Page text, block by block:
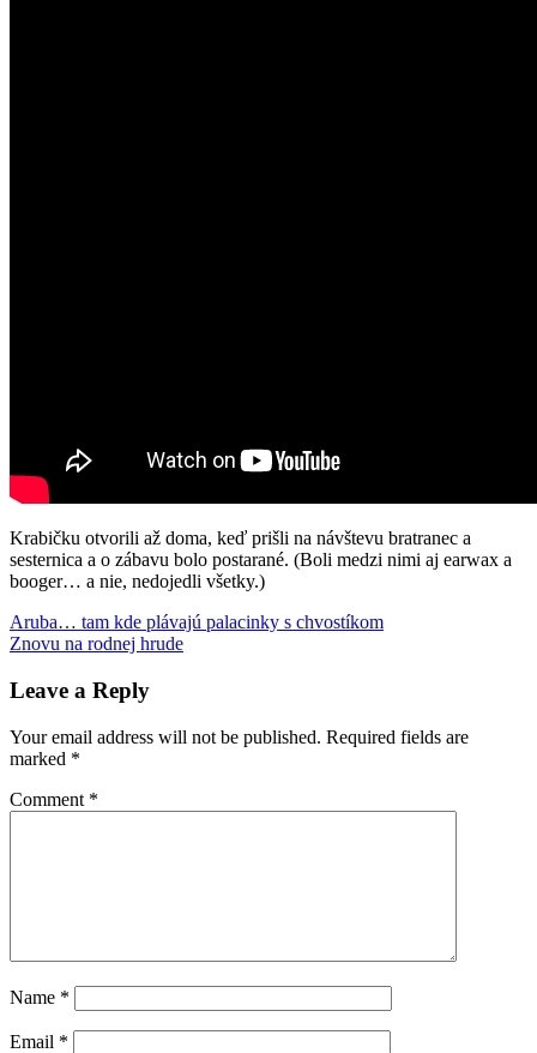
Krabičku otvorili až doma, keď prišli na návštevu bratranec a
sesternica a o zábavu bolo postarané. (Boli medzi nimi aj earwax a
booger… a nie, nedojedli všetky.)
Harry
PotterpotulkyV
Post
navigation
Previous
Post:
Aruba… tam kde plávajú palacinky s chvostíkom
Next
Znovu na rodnej hrude
Leave a Reply
Your email address will not be published. Required fields are
marked *
Comment *
Name *
Email *